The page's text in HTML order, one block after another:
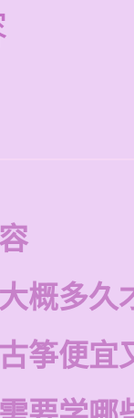
概多久
筝便宜